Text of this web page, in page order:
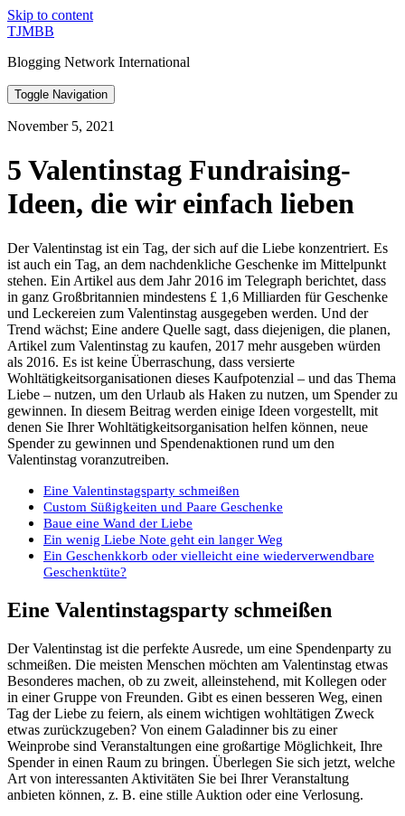
Skip to content
TJMBB
Blogging Network International
Toggle Navigation
November 5, 2021
5 Valentinstag Fundraising-
Ideen, die wir einfach lieben
Der Valentinstag ist ein Tag, der sich auf die Liebe konzentriert. Es
ist auch ein Tag, an dem nachdenkliche Geschenke im Mittelpunkt
stehen. Ein Artikel aus dem Jahr 2016 im Telegraph berichtet, dass
in ganz Großbritannien mindestens £ 1,6 Milliarden für Geschenke
und Leckereien zum Valentinstag ausgegeben werden. Und der
Trend wächst; Eine andere Quelle sagt, dass diejenigen, die planen,
Artikel zum Valentinstag zu kaufen, 2017 mehr ausgeben würden
als 2016. Es ist keine Überraschung, dass versierte
Wohltätigkeitsorganisationen dieses Kaufpotenzial – und das Thema
Liebe – nutzen, um den Urlaub als Haken zu nutzen, um Spender zu
gewinnen. In diesem Beitrag werden einige Ideen vorgestellt, mit
denen Sie Ihrer Wohltätigkeitsorganisation helfen können, neue
Spender zu gewinnen und Spendenaktionen rund um den
Valentinstag voranzutreiben.
Eine Valentinstagsparty schmeißen
Custom Süßigkeiten und Paare Geschenke
Baue eine Wand der Liebe
Ein wenig Liebe Note geht ein langer Weg
Ein Geschenkkorb oder vielleicht eine wiederverwendbare
Geschenktüte?
Eine Valentinstagsparty schmeißen
Der Valentinstag ist die perfekte Ausrede, um eine Spendenparty zu
schmeißen. Die meisten Menschen möchten am Valentinstag etwas
Besonderes machen, ob zu zweit, alleinstehend, mit Kollegen oder
in einer Gruppe von Freunden. Gibt es einen besseren Weg, einen
Tag der Liebe zu feiern, als einem wichtigen wohltätigen Zweck
etwas zurückzugeben? Von einem Galadinner bis zu einer
Weinprobe sind Veranstaltungen eine großartige Möglichkeit, Ihre
Spender in einen Raum zu bringen. Überlegen Sie sich jetzt, welche
Art von interessanten Aktivitäten Sie bei Ihrer Veranstaltung
anbieten können, z. B. eine stille Auktion oder eine Verlosung.